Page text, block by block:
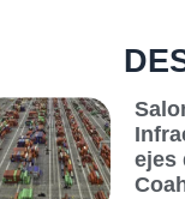
ejes